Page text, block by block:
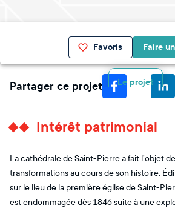
Favoris Faire
Le projet
Partager ce projet
Intérêt patrimonial
La cathédrale de Saint-Pierre a fait l’objet
transformations au cours de son histoire.
sur le lieu de la première église de Saint-
est endommagée dès 1846 suite à une